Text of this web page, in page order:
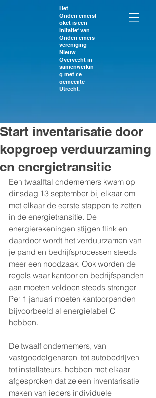
Het
Ondernemersl
oket is een
initatief van
Ondernemers
vereniging
Nieuw
Overvecht in
samenwerkin
g met de
gemeente
Utrecht.
Start inventarisatie door
kopgroep verduurzaming
en energietransitie
Een twaalftal ondernemers kwam op
dinsdag 13 september bij elkaar om
met elkaar de eerste stappen te zetten
in de energietransitie. De
energierekeningen stijgen flink en
daardoor wordt het verduurzamen van
je pand en bedrijfsprocessen steeds
meer een noodzaak. Ook worden de
regels waar kantoor en bedrijfspanden
aan moeten voldoen steeds strenger.
Per 1 januari moeten kantoorpanden
bijvoorbeeld al energielabel C
hebben.
De twaalf ondernemers, van
vastgoedeigenaren, tot autobedrijven
tot installateurs, hebben met elkaar
afgesproken dat ze een inventarisatie
maken van ieders individuele